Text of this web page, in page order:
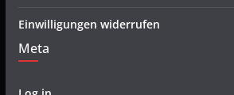
Einwilligungen widerrufen
Meta